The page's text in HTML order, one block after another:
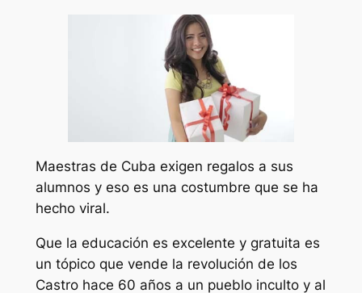
Maestras de Cuba exigen regalos a sus
alumnos y eso es una costumbre que se ha
hecho viral.
Que la educación es excelente y gratuita es
un tópico que vende la revolución de los
Castro hace 60 años a un pueblo inculto y al